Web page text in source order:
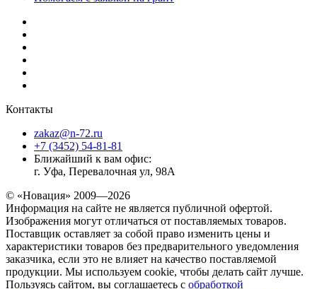
© «Новация» 2009—2026
Информация на сайте не является публичной офертой.
Изображения могут отличаться от поставляемых товаров.
Поставщик оставляет за собой право изменить цены и
характеристики товаров без предварительного уведомления
заказчика, если это не влияет на качество поставляемой
продукции. Мы используем cookie, чтобы делать сайт лучше.
Пользуясь сайтом, вы соглашаетесь собработкой
персональных данныхиполитикой конфиденциальности
×
ТЗ для торгов
по 44 и 223 ФЗ
Телефон